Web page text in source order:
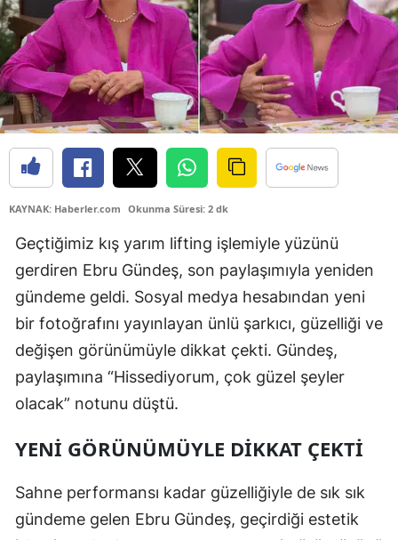
KAYNAK: Haberler.com Okunma Süresi: 2 dk
Geçtiğimiz kış yarım lifting işlemiyle yüzünü
gerdiren Ebru Gündeş, son paylaşımıyla yeniden
gündeme geldi. Sosyal medya hesabından yeni
bir fotoğrafını yayınlayan ünlü şarkıcı, güzelliği ve
değişen görünümüyle dikkat çekti. Gündeş,
paylaşımına “Hissediyorum, çok güzel şeyler
olacak” notunu düştü.
YENİ GÖRÜNÜMÜYLE DİKKAT ÇEKTİ
Sahne performansı kadar güzelliğiyle de sık sık
gündeme gelen Ebru Gündeş, geçirdiği estetik